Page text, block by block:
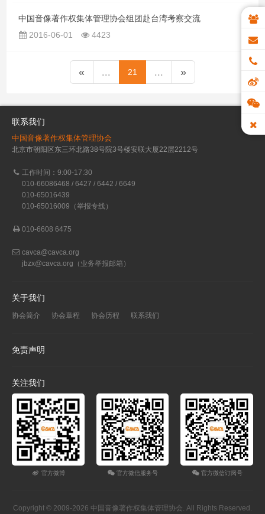
中国音像著作权集体管理协会组团赴台湾考察交流
2016-06-01
4423
« ... 21 ... »
联系我们
中国音像著作权集体管理协会
北京市朝阳区东三环北路38号院3号楼安联大厦22层2212号
工作时间：9:00-17:30
010-66086468 / 6427 / 6442 / 6649
010-65016439
010-65016009（举报专线）
010-6608 6475
cavca@cavca.org
jbzx@cavca.org （业务举报邮箱）
关于我们
协会简介 协会章程 协会历程 联系我们
免责声明
关注我们
官方微博 官方微信服务号 官方微信订阅号
Copyright © 2009-2026 中国音像著作权集体管理协会. All Rights Reserved.